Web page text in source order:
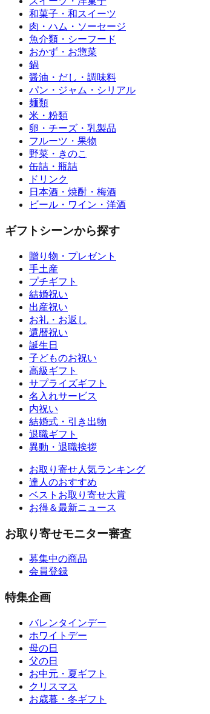
和菓子・和スイーツ
肉・ハム・ソーセージ
魚介類・シーフード
おかず・お惣菜
鍋
醤油・だし・調味料
パン・ジャム・シリアル
麺類
米・粉類
卵・チーズ・乳製品
フルーツ・果物
野菜・きのこ
缶詰・瓶詰
ドリンク
日本酒・焼酎・梅酒
ビール・ワイン・洋酒
ギフトシーンから探す
贈り物・プレゼント
手土産
プチギフト
結婚祝い
出産祝い
お礼・お返し
還暦祝い
誕生日
子どものお祝い
高級ギフト
サプライズギフト
名入れサービス
内祝い
結婚式・引き出物
退職ギフト
異動・退職挨拶
お取り寄せ人気ランキング
達人のおすすめ
ベストお取り寄せ大賞
お得＆最新ニュース
お取り寄せモニター審査
募集中の商品
会員登録
特集企画
バレンタインデー
ホワイトデー
母の日
父の日
お中元・夏ギフト
クリスマス
お歳暮・冬ギフト